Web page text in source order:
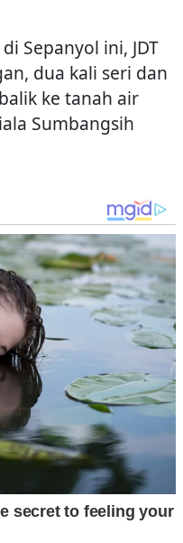
Sepanyol ini, JDT
dua kali seri dan
ke tanah air
Sumbangsih